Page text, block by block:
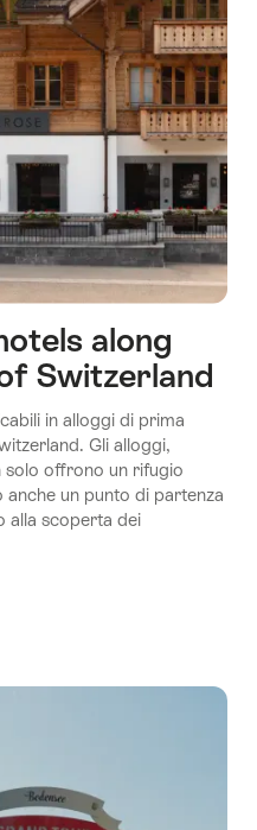
along
Switzerland
in alloggi di prima
Gli alloggi,
solo offrono un rifugio
un punto di partenza
alla scoperta dei